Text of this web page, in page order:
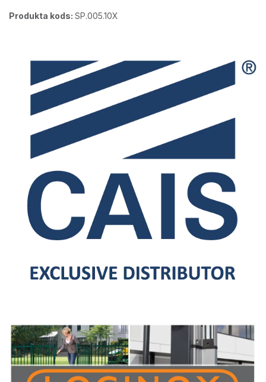
Produkta kods: SP.005.10X